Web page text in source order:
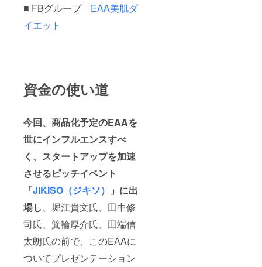
■ FBグループ EAA美肌ダ
イエット
資金の使い道
今回、商品化予定のEAAを
世にインフルエンスすべ
く、スタートアップを加速
させるピッチイベント
「JIKISO（ジキソ）
」に出
場し、堀江貴文氏、田中修
司氏、箕輪厚介氏、田端信
太朗氏の前で、このEAAに
ついてプレゼンテーション